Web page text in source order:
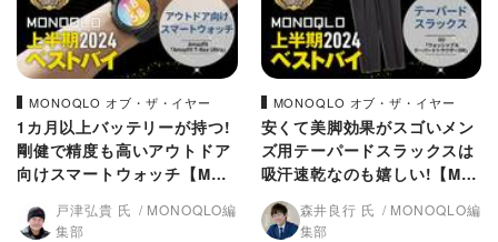
MONOQLO オブ・ザ・イヤー
1カ月以上バッテリーが持つ!
剛健で精度も高いアウトドア
向けスマートウォッチ【MON
イ】
戸津弘貴 氏
MONOQLO編
集部
MONOQLO オブ・ザ・イヤー
安くて美脚効果がスゴいメン
ズ用テーパードスラックスは
吸汗速乾なのも嬉しい!【MO
NOQLO2024上半期ベストバ
イ】
森井良行 氏
MONOQLO編
集部